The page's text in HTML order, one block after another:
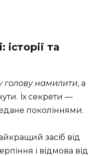
історії та
голову намилити, а
Їх секрети —
поколіннями.
засіб від
і відмова від